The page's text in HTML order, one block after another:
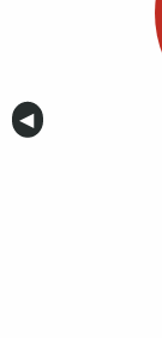
Anterior
◀︎